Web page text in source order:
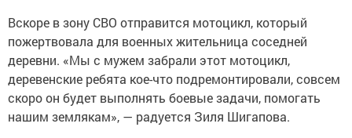
Вскоре в зону СВО отправится мотоцикл, который
пожертвовала для военных жительница соседней
деревни. «Мы с мужем забрали этот мотоцикл,
деревенские ребята кое-что подремонтировали, совсем
скоро он будет выполнять боевые задачи, помогать
нашим землякам», — радуется Зиля Шигапова.